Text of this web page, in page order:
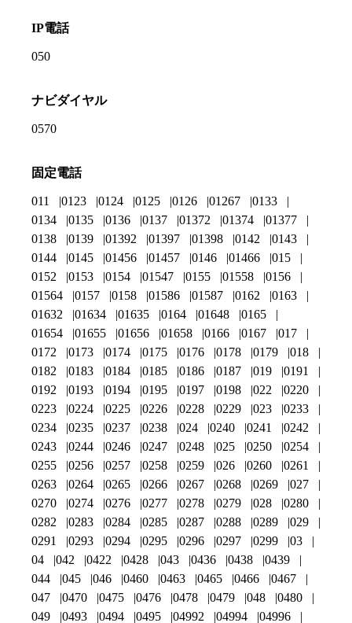
IP電話
050
ナビダイヤル
0570
固定電話
011 0123 0124 0125 0126 01267
0133
0134
0135 0136 0137 01372 01374
01377
0138
0139 01392 01397 01398 0142
0143
0144
0145 01456 01457 0146 01466
015
0152
0153 0154 01547 0155 01558
0156
01564
0157 0158 01586 01587 0162
0163
01632
01634 01635 0164 01648
0165
01654
01655 01656 01658 0166 0167
017
0172
0173 0174 0175 0176 0178 0179
018
0182
0183 0184 0185 0186 0187 019
0191
0192
0193 0194 0195 0197 0198 022
0220
0223
0224 0225 0226 0228 0229 023
0233
0234
0235 0237 0238 024 0240 0241
0242
0243
0244 0246 0247 0248 025 0250
0254
0255
0256 0257 0258 0259 026 0260
0261
0263
0264 0265 0266 0267 0268 0269
027
0270
0274 0276 0277 0278 0279 028
0280
0282
0283 0284 0285 0287 0288 0289
029
0291
0293 0294 0295 0296 0297 0299
03
04
042 0422 0428 043 0436 0438
0439
044
045 046 0460 0463 0465 0466
0467
047
0470 0475 0476 0478 0479 048
0480
049
0493 0494 0495 04992 04994 04996